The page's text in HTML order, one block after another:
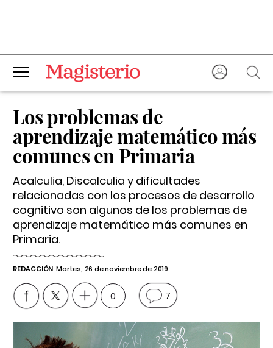
Los problemas de
aprendizaje matemático más
comunes en Primaria
Acalculia, Discalculia y dificultades
relacionadas con los procesos de desarrollo
cognitivo son algunos de los problemas de
aprendizaje matemático más comunes en
Primaria.
REDACCIÓN Martes, 26 de noviembre de 2019
0 7